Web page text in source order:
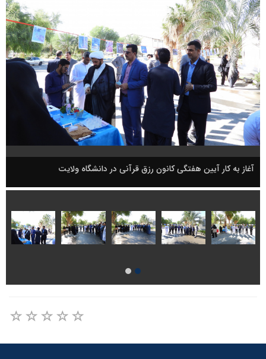
آغاز به کار آیین هفتگی کانون رزق قرآنی در دانشگاه ولایت